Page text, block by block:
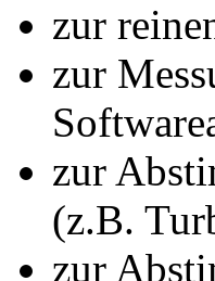
zur
zur
zur
(z.B.
zur